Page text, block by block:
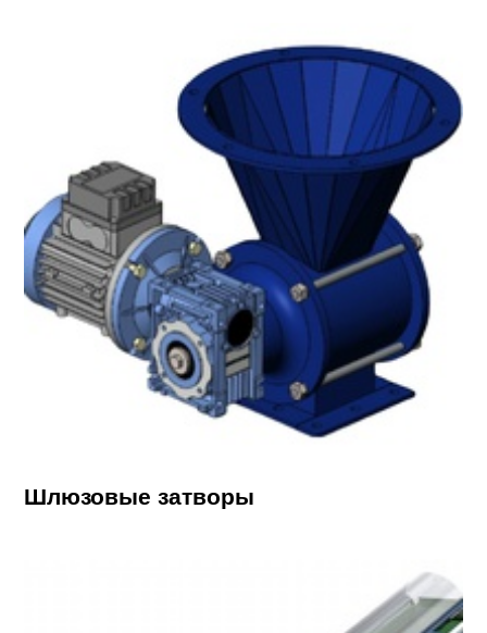
Шлюзовые затворы